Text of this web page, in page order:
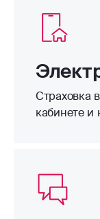
Страховка
кабинете и